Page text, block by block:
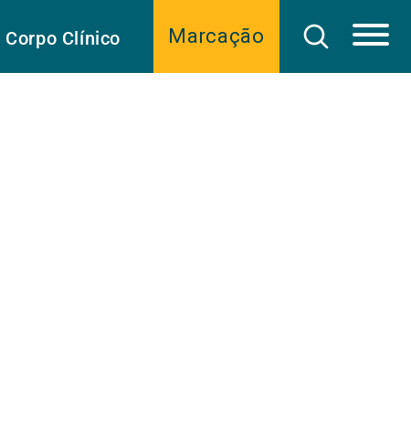
Marcação
Corpo Clínico